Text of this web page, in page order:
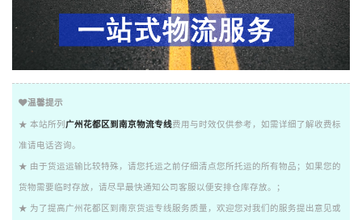
温馨提示
★ 本站所列 广州花都区到南京物流专线费用与时效仅供参考，如需详细了解收费标
准请电话咨询。
★ 由于货运运输比较特殊，请您托运之前仔细清点您所托运的所有物品；如果您的
货物需要临时存放，请尽早最快通知公司客服以便安排仓库存放。；
★ 为了提高广州花都区到南京货运专线服务质量，欢迎您对我们的服务提出意见或